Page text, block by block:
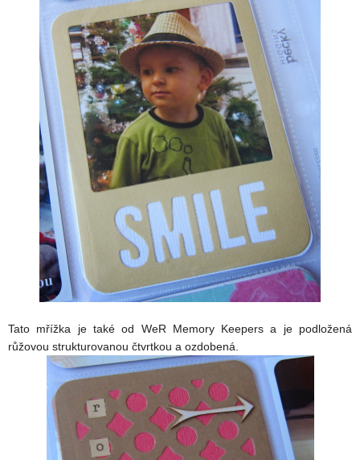
Tato mřížka je také od WeR Memory Keepers a je podložená
růžovou strukturovanou čtvrtkou a ozdobená.